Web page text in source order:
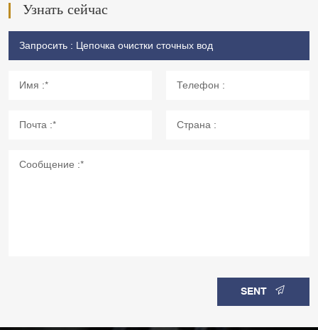
Узнать сейчас
SENT